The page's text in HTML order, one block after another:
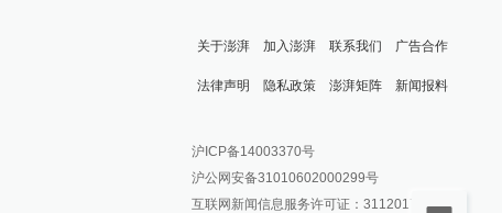
关于澎湃 加入澎湃 联系我们 广告合作
法律声明 隐私政策 澎湃矩阵
澎湃新闻公众号
澎湃新闻抖音号
新闻报料
报料邮箱: news@thepaper.cn
沪ICP备14003370号
沪公网安备31010602000299号
互联网新闻信息服务许可证：31120170006